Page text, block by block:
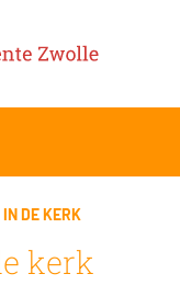
DE KERK
kerk